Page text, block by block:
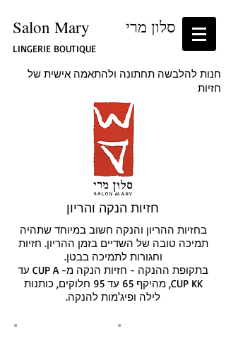
Salon Mary סלון מרי
LINGERIE BOUTIQUE
חנות להלבשה תחתונה ולהתאמה אישית של
חזיות
חזיות הנקה והריון
בחזיות ההריון והנקה חשוב במיוחד שתהיה
תמיכה טובה של השדיים בזמן ההריון. חזיות
וחגורות לתמיכה בבטן.
בתקופת ההנקה - חזיות הנקה מ- CUP A עד
CUP KK, מהיקף 65 עד 95 חלוקים, כותנות
לילה ופיג'מות להנקה.